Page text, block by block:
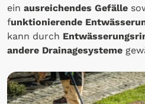
ein ausreichendes Gefälle
funktionierende
kann durch
andere Drainagesysteme